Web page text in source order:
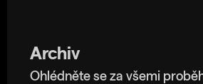
Archiv
Ohlédněte se za všemi